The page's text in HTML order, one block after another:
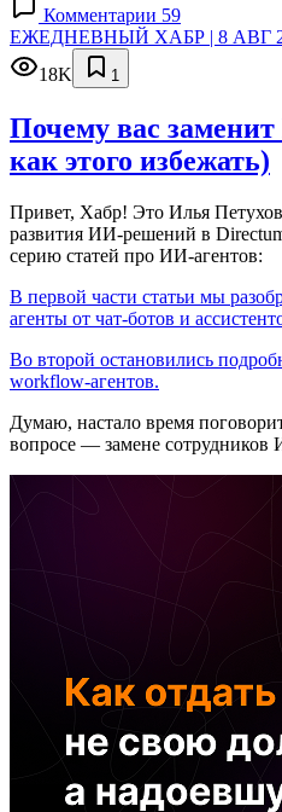
Комментарии 59
ЕЖЕДНЕВНЫЙ ХАБР | 8 АВГ
18K
1
Почему вас
как этого избежать)
Привет, Хабр! Это Илья
развития ИИ-решений в
серию статей про ИИ-агентов:
В первой части статьи мы
агенты от чат-ботов и
Во второй остановились
workflow-агентов.
Думаю, настало время
вопросе — замене сотрудников